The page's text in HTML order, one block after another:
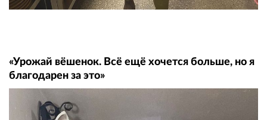
«Урожай вёшенок. Всё ещё хочется больше, но я
благодарен за это»